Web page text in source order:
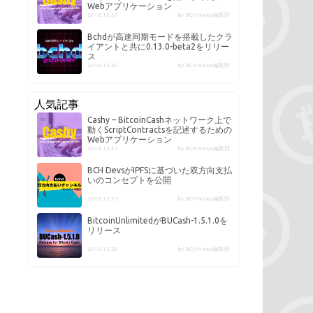
Webアプリケーション
2018.12.31 by BCHNews編集部
Bchdが高速同期モードを搭載したクラ
イアントと共に0.13.0-beta2をリリー
ス
2018.12.30 by BCHNews編集部
人気記事
Cashy – BitcoinCashネットワーク上で
動くScriptContractsを記述するための
Webアプリケーション
2018.12.31 by BCHNews編集部
BCH DevsがIPFSに基づいた双方向支払
いのコンセプトを公開
2018.12.31 by BCHNews編集部
BitcoinUnlimitedがBUCash-1.5.1.0を
リリース
2018.12.29 by BCHNews編集部